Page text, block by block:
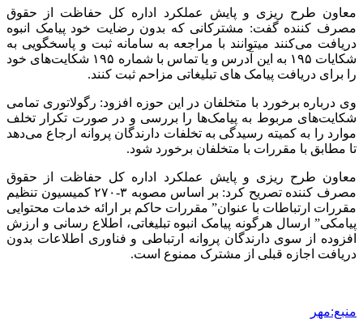
معاون طرح ریزی و پایش عملکرد اداره کل حفاظت از حقوق
مصرف کننده گفت: مشترکانی که بدون رضایت خود پیامک انبوه
دریافت می‌کنند میتوانند با مراجعه به سامانه ثبت و پاسخگویی به
شکایات ۱۹۵ به این آدرس و یا تماس با شماره ۱۹۵ شکایت‌های خود
را برای دریافت پیامک های تبلیغاتی مزاحم ثبت کنند.
وی درباره برخورد با متخلفان در این حوزه افزود: رگولاتوری تمامی
شکایت‌های مربوط به پیامک‌ها را بررسی و در صورت تکرار تخلف
موارد را به کمیته رسیدگی به تخلفات دارندگان پروانه ارجاع می‌دهد
تا مطابق با مقررات با متخلفان برخورد شود.
معاون طرح ریزی و پایش عملکرد اداره کل حفاظت از حقوق
مصرف کننده تصریح کرد: بر اساس مصوبه ۳-۲۷۰ کمیسیون تنظیم
مقررات ارتباطات با عنوان” مقررات حاکم بر ارائه خدمات محتوایی
پیامکی” ارسال هرگونه پیامک انبوه تبلیغاتی، اطلاع رسانی و ارزش
افزوده از سوی دارندگان پروانه ارتباطی و فناوری اطلاعات بدون
دریافت اجازه قبلی از مشترک ممنوع است.
منبع:مهر